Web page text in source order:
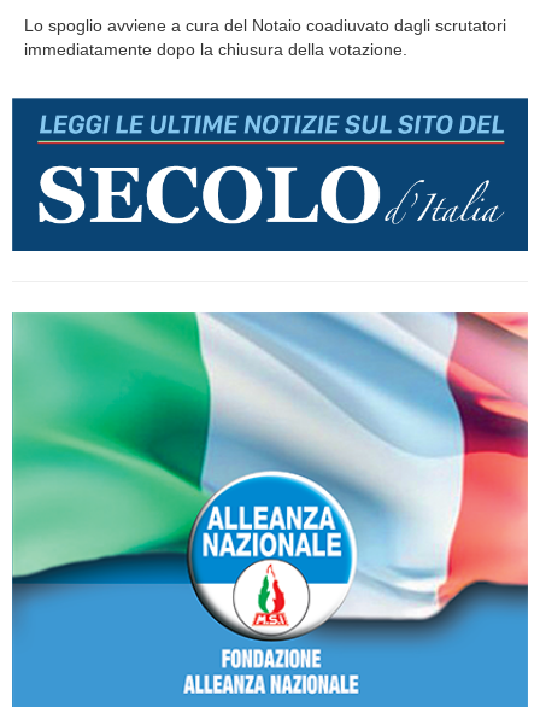
Lo spoglio avviene a cura del Notaio coadiuvato dagli scrutatori
immediatamente dopo la chiusura della votazione.